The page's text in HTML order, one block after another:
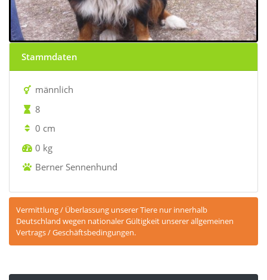
Stammdaten
männlich
8
0 cm
0 kg
Berner Sennenhund
Vermittlung / Überlassung unserer Tiere nur innerhalb
Deutschland wegen nationaler Gültigkeit unserer allgemeinen
Vertrags / Geschäftsbedingungen.